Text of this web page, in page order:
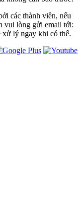
các thành viên, nếu
vui lòng gửi email tới:
xử lý ngay khi có thể.